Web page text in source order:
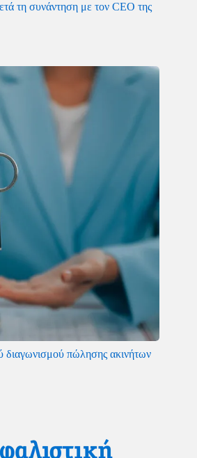
τη συνάντηση με τον CEO της
διαγωνισμού πώλησης ακινήτων